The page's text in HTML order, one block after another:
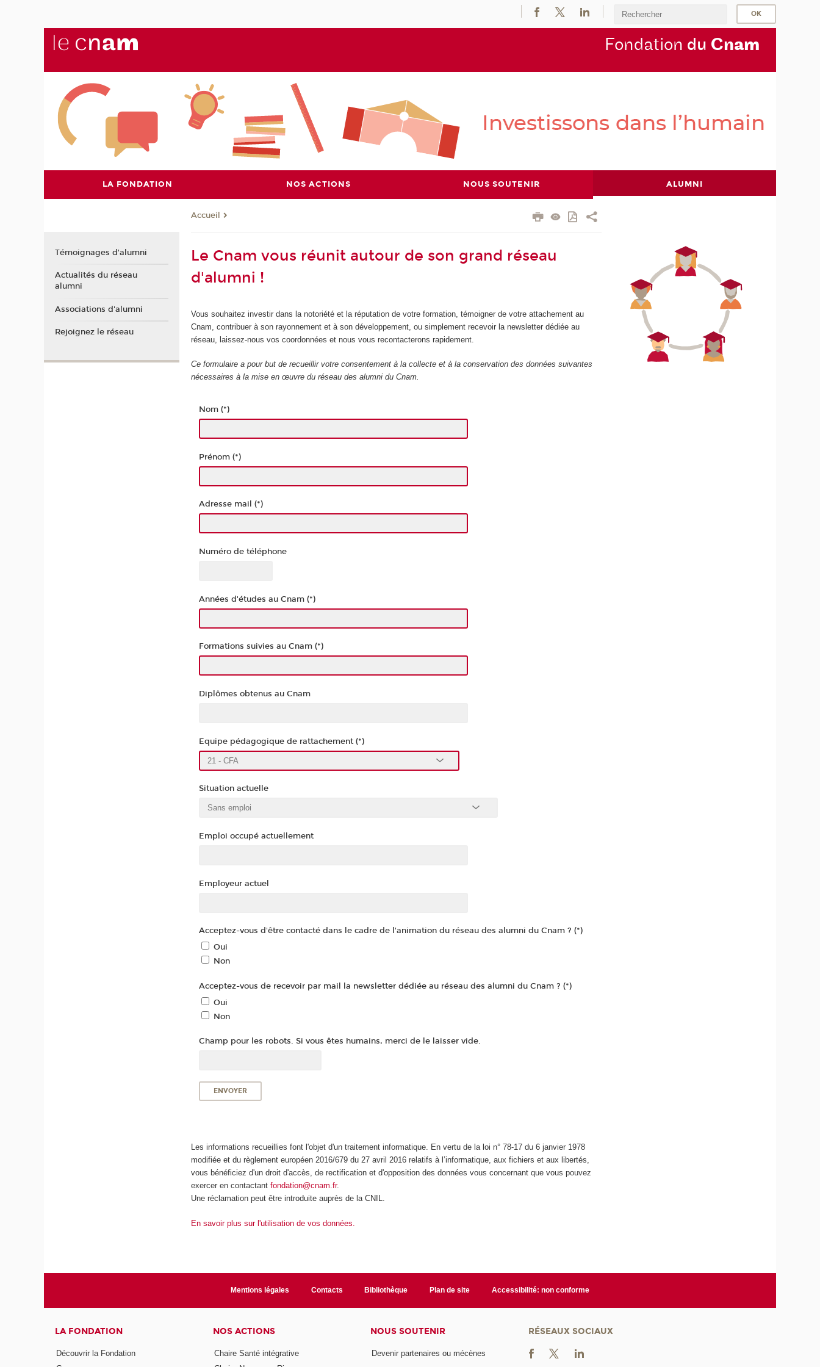
Fondation du Cnam
LA FONDATION NOS ACTIONS NOUS SOUTENIR ALUMNI
Accueil
Le Cnam vous réunit autour de son grand réseau
d'alumni !
Vous souhaitez investir dans la notoriété et la réputation de votre formation, témoigner de votre attachement au
Cnam, contribuer à son rayonnement et à son développement, ou simplement recevoir la newsletter dédiée au
réseau, laissez-nous vos coordonnées et nous vous recontacterons rapidement.
Ce formulaire a pour but de recueillir votre consentement à la collecte et à la conservation des données suivantes
nécessaires à la mise en œuvre du réseau des alumni du Cnam.
Nom (*)
Prénom (*)
Adresse mail (*)
Numéro de téléphone
Années d'études au Cnam (*)
Formations suivies au Cnam (*)
Diplômes obtenus au Cnam
Equipe pédagogique de rattachement (*)
Situation actuelle
Emploi occupé actuellement
Employeur actuel
Acceptez-vous d'être contacté dans le cadre de l'animation du réseau des alumni du Cnam ? (*)
Oui
Non
Acceptez-vous de recevoir par mail la newsletter dédiée au réseau des alumni du Cnam ? (*)
Oui
Non
Champ pour les robots. Si vous êtes humains, merci de le laisser vide.
Les informations recueillies font l'objet d'un traitement informatique. En vertu de la loi n° 78-17 du 6 janvier 1978
modifiée et du règlement européen 2016/679 du 27 avril 2016 relatifs à l’informatique, aux fichiers et aux libertés,
vous bénéficiez d'un droit d'accès, de rectification et d'opposition des données vous concernant que vous pouvez
exercer en contactantfondation@cnam.fr.
Une réclamation peut être introduite auprès de la CNIL.
En savoir plus sur l'utilisation de vos données.
Témoignages d'alumni
Actualités du réseau
alumni
Associations d'alumni
Rejoignez le réseau
Mentions légales Contacts Bibliothèque Plan de site Accessibilité: non conforme
LA FONDATION
Découvrir la Fondation
NOS ACTIONS
Chaire Santé intégrative
NOUS SOUTENIR
Devenir partenaires ou mécènes
RÉSEAUX SOCIAUX